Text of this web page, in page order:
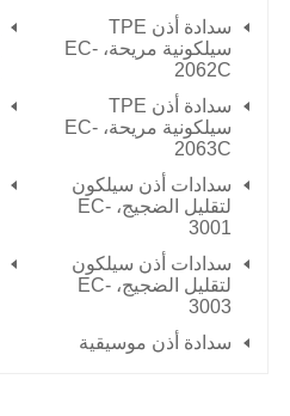
سدادة أذن TPE
سيلكونية مريحة، EC-
2062C
سدادة أذن TPE
سيلكونية مريحة، EC-
2063C
سدادات أذن سيلكون
لتقليل الضجيج، EC-
3001
سدادات أذن سيلكون
لتقليل الضجيج، EC-
3003
سدادة أذن موسيقية